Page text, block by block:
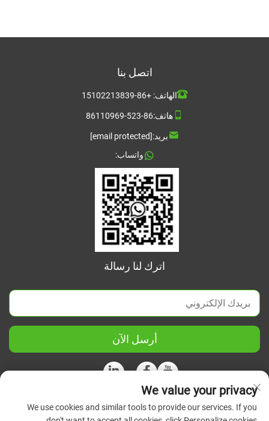
اتصل بنا
الهاتف:+86-15102213839
هاتف:86-523-86110969
بريد:[email protected]
واتساب:
اترك لنا رسالة
أرسل الآن
حقوق الطبع والنشر © 2026 شركة جيانغسو الصينية المتحدة للعلوم
We value your privacy
We use cookies and similar tools to provide our services. If you